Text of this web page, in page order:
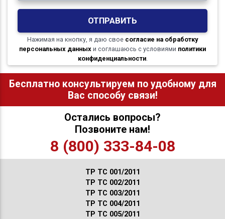
ОТПРАВИТЬ
Нажимая на кнопку, я даю свое согласие на обработку
персональных данных и соглашаюсь с условиями политики
конфиденциальности.
Бесплатно консультируем по удобному для
Вас способу связи!
Остались вопросы?
Позвоните нам!
8 (800) 333-84-08
ТР ТС 001/2011
ТР ТС 002/2011
ТР ТС 003/2011
ТР ТС 004/2011
ТР ТС 005/2011